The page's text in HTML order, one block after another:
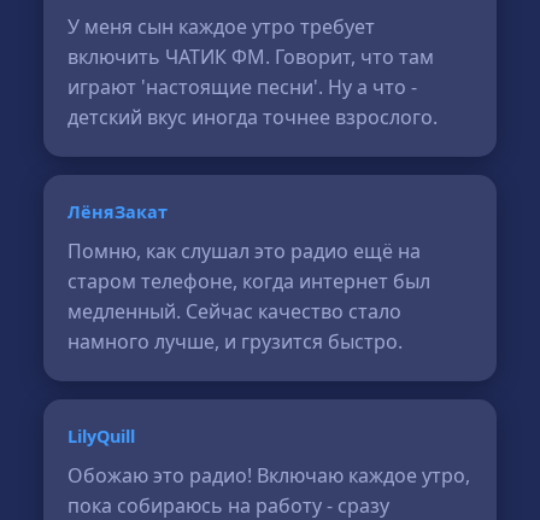
У меня сын каждое утро требует
включить ЧАТИК ФМ. Говорит, что там
играют 'настоящие песни'. Ну а что -
детский вкус иногда точнее взрослого.
ЛёняЗакат
Помню, как слушал это радио ещё на
старом телефоне, когда интернет был
медленный. Сейчас качество стало
намного лучше, и грузится быстро.
LilyQuill
Обожаю это радио! Включаю каждое утро,
пока собираюсь на работу - сразу